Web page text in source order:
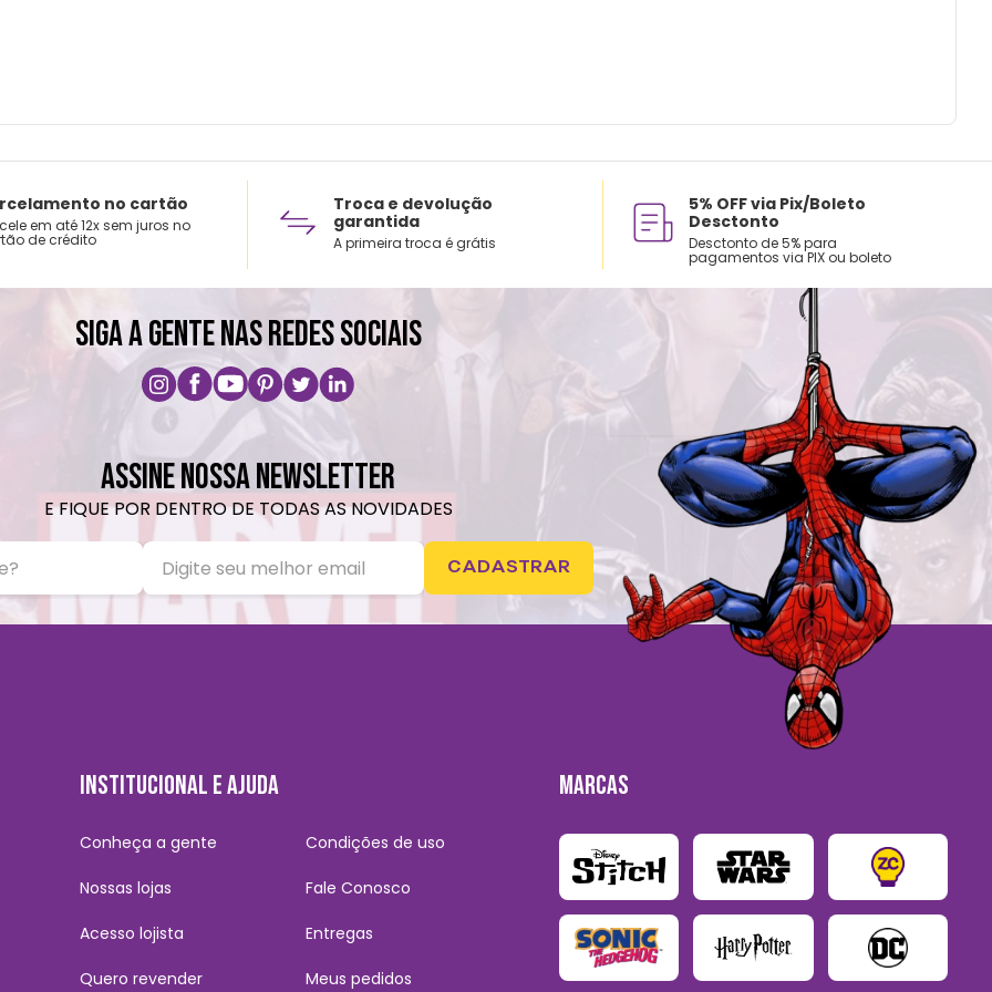
no cartão
em até 12x sem juros no
de crédito
Troca e devolução
garantida
A primeira troca é grátis
5% OFF via Pix/Boleto
Desctonto
Desctonto de 5% para
pagamentos via PIX ou boleto
SIGA A GENTE NAS REDES SOCIAIS
ASSINE NOSSA NEWSLETTER
E FIQUE POR DENTRO DE TODAS AS NOVIDADES
CADASTRAR
INSTITUCIONAL E AJUDA
Conheça a gente
Nossas lojas
Acesso lojista
Quero revender
Condições de uso
Fale Conosco
Entregas
Meus pedidos
MARCAS